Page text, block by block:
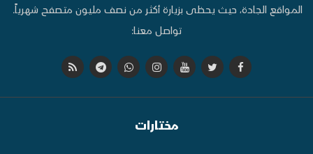
المواقع الجادة، حيث يحظى بزيارة أكثر من نصف مليون متصفح شهرياً.
تواصل معنا:
مختارات